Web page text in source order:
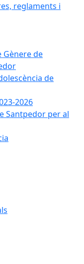
reglaments i
de
de
2026
Santpedor per al